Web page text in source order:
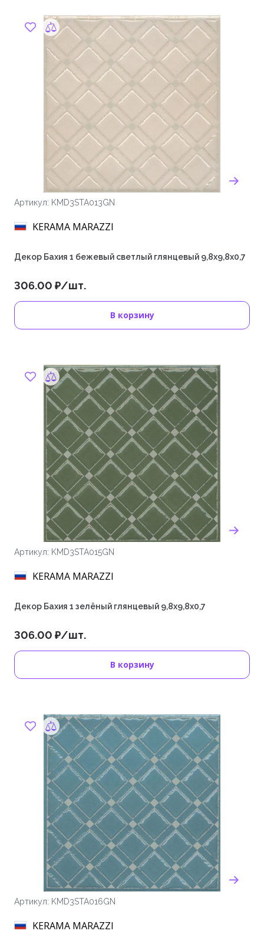
Артикул: KMD3STA013GN
KERAMA MARAZZI
Декор Бахия 1 бежевый светлый глянцевый 9,8x9,8x0,7
306.00 ₽/шт.
В корзину
Артикул: KMD3STA015GN
KERAMA MARAZZI
Декор Бахия 1 зелёный глянцевый 9,8x9,8x0,7
306.00 ₽/шт.
В корзину
Артикул: KMD3STA016GN
KERAMA MARAZZI